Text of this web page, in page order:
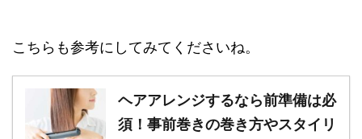
こちらも参考にしてみてくださいね。
ヘアアレンジするなら前準備は必
須！事前巻きの巻き方やスタイリ